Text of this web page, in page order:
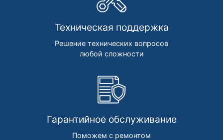
Техническая поддержка
Решение технических вопросов
любой сложности
Гарантийное обслуживание
Поможем с ремонтом